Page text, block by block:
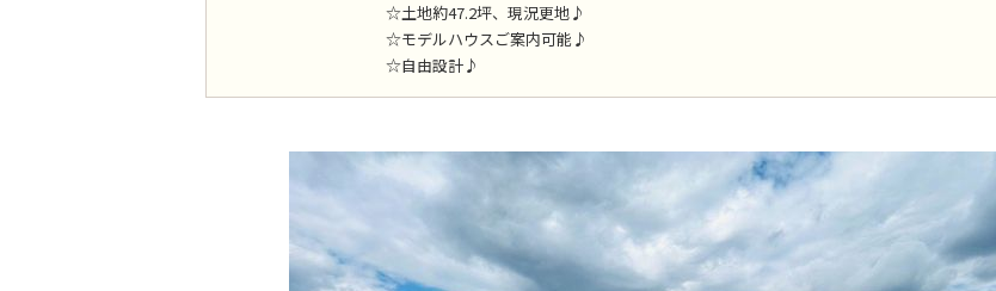
☆土地約47.2坪、現況更地♪
☆モデルハウスご案内可能♪
☆自由設計♪